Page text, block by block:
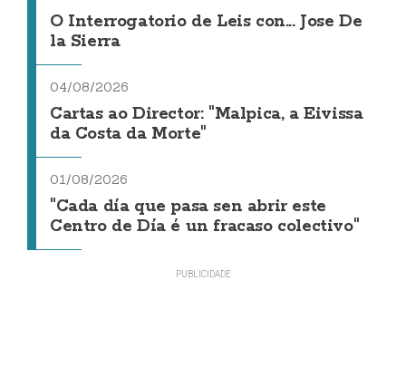
O Interrogatorio de Leis con... Jose De
la Sierra
04/08/2026
Cartas ao Director: "Malpica, a Eivissa
da Costa da Morte"
01/08/2026
"Cada día que pasa sen abrir este
Centro de Día é un fracaso colectivo"